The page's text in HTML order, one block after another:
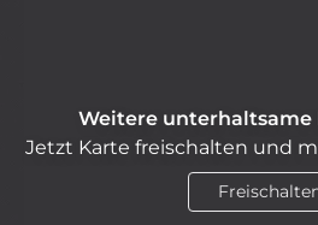
Weitere unterhaltsame
Jetzt Karte freischalten und